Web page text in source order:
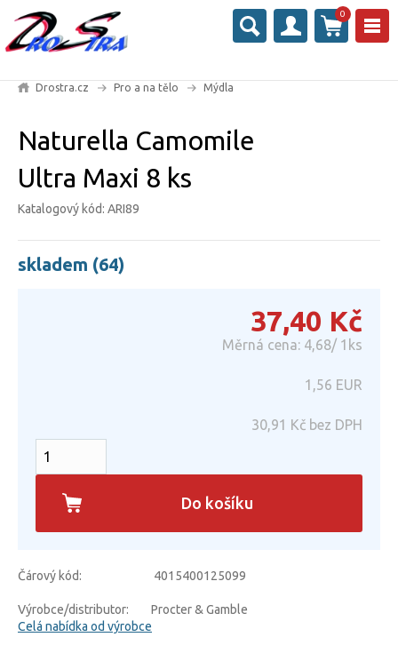
0
Drostra.cz Pro a na tělo Mýdla
Naturella Camomile
Ultra Maxi 8 ks
Katalogový kód: ARI89
skladem (64)
37,40 Kč
Měrná cena: 4,68/ 1ks
1,56 EUR
30,91 Kč bez DPH
Do košíku
Čárový kód: 4015400125099
Výrobce/distributor:
Procter & Gamble
Celá nabídka od výrobce